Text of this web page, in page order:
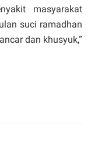
masyarakat
suci ramadhan
dan khusyuk,”